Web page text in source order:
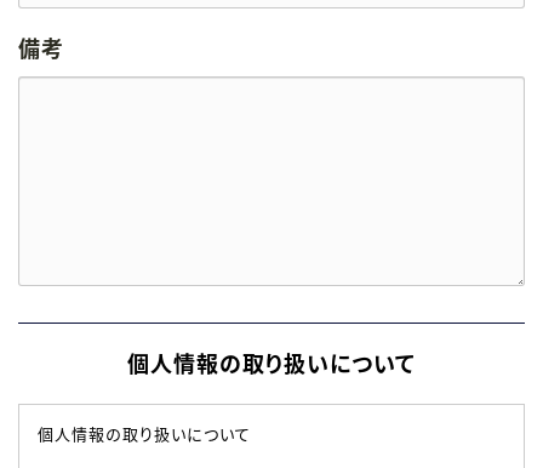
備考
個人情報の取り扱いについて
個人情報の取り扱いについて